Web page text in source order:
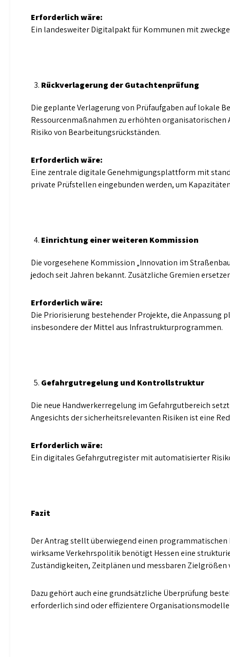
Erforderlich wäre:
Ein landesweiter Digitalpakt für Kommunen mit
Rückverlagerung der Gutachtenprüfung
Die geplante Verlagerung von Prüfaufgaben auf lokale
Ressourcenmaßnahmen zu erhöhten
Risiko von Bearbeitungsrückständen.
Erforderlich wäre:
Eine zentrale digitale Genehmigungsplattform mit
private Prüfstellen eingebunden werden, um
Einrichtung einer weiteren Kommission
Die vorgesehene Kommission „Innovation im
jedoch seit Jahren bekannt. Zusätzliche Gremien
Erforderlich wäre:
Die Priorisierung bestehender Projekte, die Anpassung
insbesondere der Mittel aus Infrastrukturprogrammen.
Gefahrgutregelung und Kontrollstruktur
Die neue Handwerkerregelung im Gefahrgutbereich
Angesichts der sicherheitsrelevanten Risiken ist eine
Erforderlich wäre:
Ein digitales Gefahrgutregister mit automatisierter
Fazit
Der Antrag stellt überwiegend einen
wirksame Verkehrspolitik benötigt Hessen eine
Zuständigkeiten, Zeitplänen und messbaren Zielgrößen
Dazu gehört auch eine grundsätzliche Überprüfung
erforderlich sind oder effizientere